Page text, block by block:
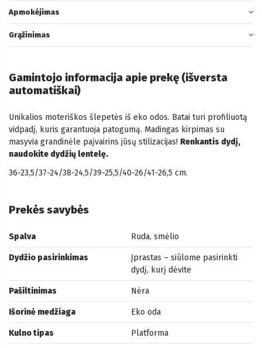
Apmokėjimas
Grąžinimas
Gamintojo informacija apie prekę (išversta
automatiškai)
Unikalios moteriškos šlepetės iš eko odos. Batai turi profiliuotą
vidpadį, kuris garantuoja patogumą. Madingas kirpimas su
masyvia grandinėle paįvairins jūsų stilizacijas! Renkantis dydį,
naudokite dydžių lentelę.
36-23,5/37-24/38-24,5/39-25,5/40-26/41-26,5 cm.
Prekės savybės
Spalva Ruda, smėlio
Dydžio pasirinkimas
Įprastas – siūlome pasirinkti
dydį, kurį dėvite
Pašiltinimas Nėra
Išorinė medžiaga Eko oda
Kulno tipas Platforma